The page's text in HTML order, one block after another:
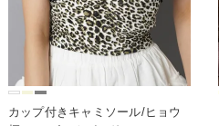
カップ付きキャミソール/ヒョウ